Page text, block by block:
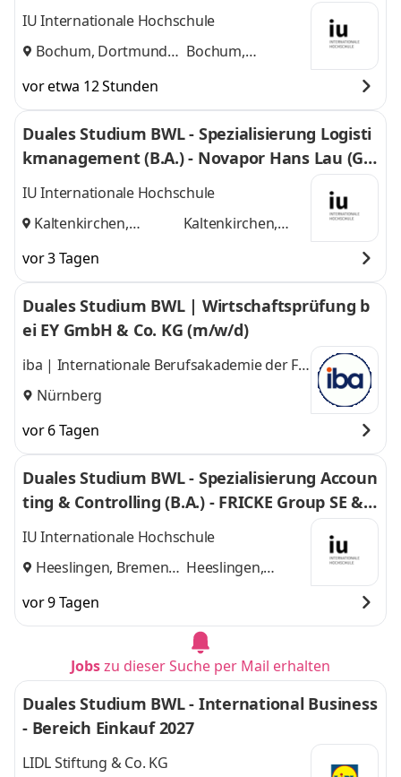
mbH & Co. KG
IU Internationale Hochschule
Bochum, Dortmund
Bochum,
vor etwa 12 Stunden
Duales Studium BWL - Spezialisierung Logisti
kmanagement (B.A.) - Novapor Hans Lau (G
mbH & Co) KG
IU Internationale Hochschule
Kaltenkirchen,
Kaltenkirchen,
vor 3 Tagen
Duales Studium BWL | Wirtschaftsprüfung b
ei EY GmbH & Co. KG (m/w/d)
iba | Internationale Berufsakademie der F +
U Unternehmensgruppe gGmbH
Nürnberg
vor 6 Tagen
Duales Studium BWL - Spezialisierung Accoun
ting & Controlling (B.A.) - FRICKE Group SE & C
o. KG
IU Internationale Hochschule
Heeslingen, Bremen
Heeslingen,
vor 9 Tagen
Jobszu dieser Suche per Mail erhalten
Duales Studium BWL - International Business
- Bereich Einkauf 2027
LIDL Stiftung & Co. KG